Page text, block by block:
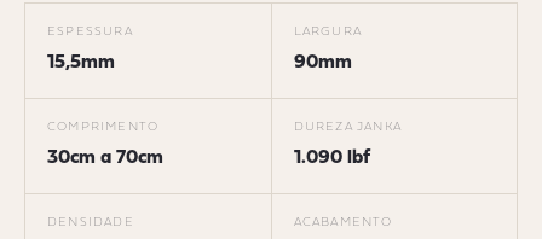
ESPESSURA
15,5mm
LARGURA
90mm
COMPRIMENTO
30cm a 70cm
DUREZA JANKA
1.090 lbf
DENSIDADE ACABAMENTO